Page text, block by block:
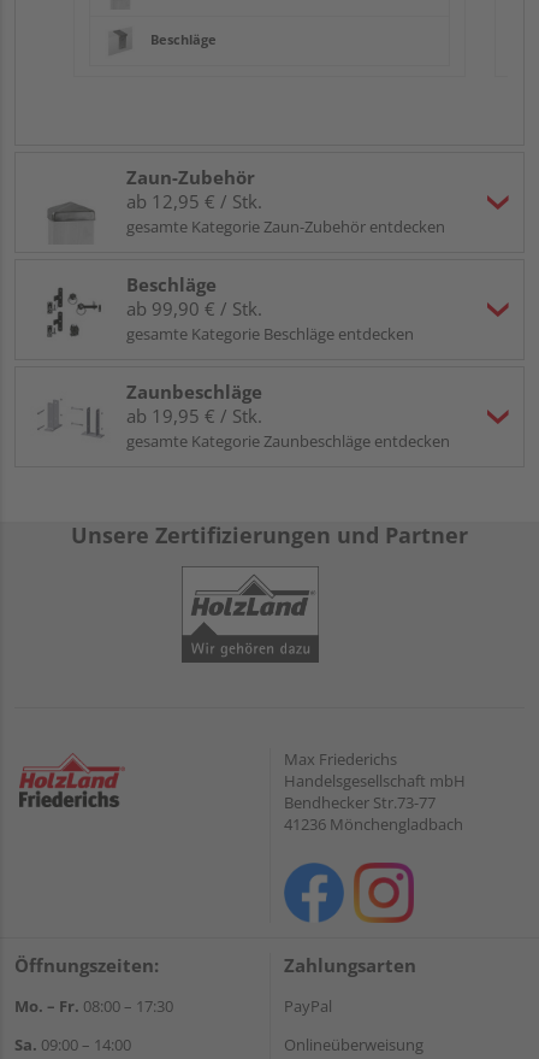
Beschläge
Zaun-Zubehör
ab 12,95 € / Stk.
gesamte Kategorie Zaun-Zubehör entdecken
Beschläge
ab 99,90 € / Stk.
gesamte Kategorie Beschläge entdecken
Zaunbeschläge
ab 19,95 € / Stk.
gesamte Kategorie Zaunbeschläge entdecken
Unsere Zertifizierungen und Partner
Max Friederichs
Handelsgesellschaft mbH
Bendhecker Str.73-77
41236 Mönchengladbach
Öffnungszeiten:
Mo. – Fr. 08:00 – 17:30
Sa. 09:00 – 14:00
Zahlungsarten
PayPal
Onlineüberweisung